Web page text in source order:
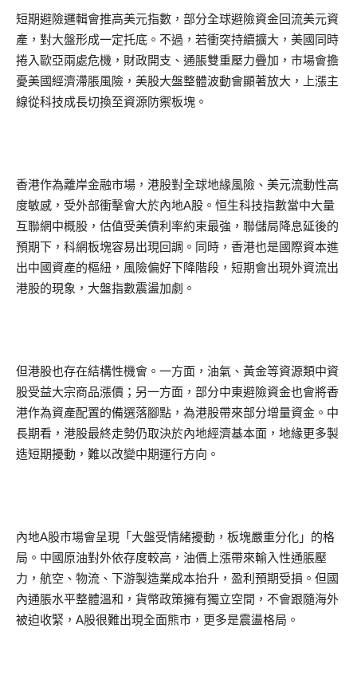
短期避險邏輯會推高美元指數，部分全球避險資金回流美元資
產，對大盤形成一定托底。不過，若衝突持續擴大，美國同時
捲入歐亞兩處危機，財政開支、通脹雙重壓力疊加，市場會擔
憂美國經濟滯脹風險，美股大盤整體波動會顯著放大，上漲主
線從科技成長切換至資源防禦板塊。
香港作為離岸金融市場，港股對全球地緣風險、美元流動性高
度敏感，受外部衝擊會大於內地A股。恒生科技指數當中大量
互聯網中概股，估值受美債利率約束最強，聯儲局降息延後的
預期下，科網板塊容易出現回調。同時，香港也是國際資本進
出中國資產的樞紐，風險偏好下降階段，短期會出現外資流出
港股的現象，大盤指數震盪加劇。
但港股也存在結構性機會。一方面，油氣、黃金等資源類中資
股受益大宗商品漲價；另一方面，部分中東避險資金也會將香
港作為資產配置的備選落腳點，為港股帶來部分增量資金。中
長期看，港股最終走勢仍取決於內地經濟基本面，地緣更多製
造短期擾動，難以改變中期運行方向。
內地A股市場會呈現「大盤受情緒擾動，板塊嚴重分化」的格
局。中國原油對外依存度較高，油價上漲帶來輸入性通脹壓
力，航空、物流、下游製造業成本抬升，盈利預期受損。但國
內通脹水平整體溫和，貨幣政策擁有獨立空間，不會跟隨海外
被迫收緊，A股很難出現全面熊市，更多是震盪格局。